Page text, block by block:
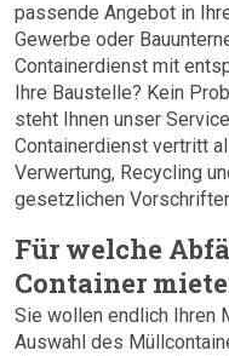
passende Angebot in
Gewerbe oder
Containerdienst mit
Ihre Baustelle? Kein
steht Ihnen unser
Containerdienst vertritt
Verwertung, Recycling
gesetzlichen
Für welche
Container
Sie wollen endlich Ihren
Auswahl des